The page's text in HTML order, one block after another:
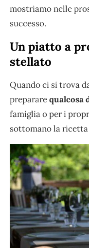
mostriamo nelle
successo.
Un piatto a
stellato
Quando ci si trova
prepararequalcosa
famiglia o per i
sottomano la ricetta